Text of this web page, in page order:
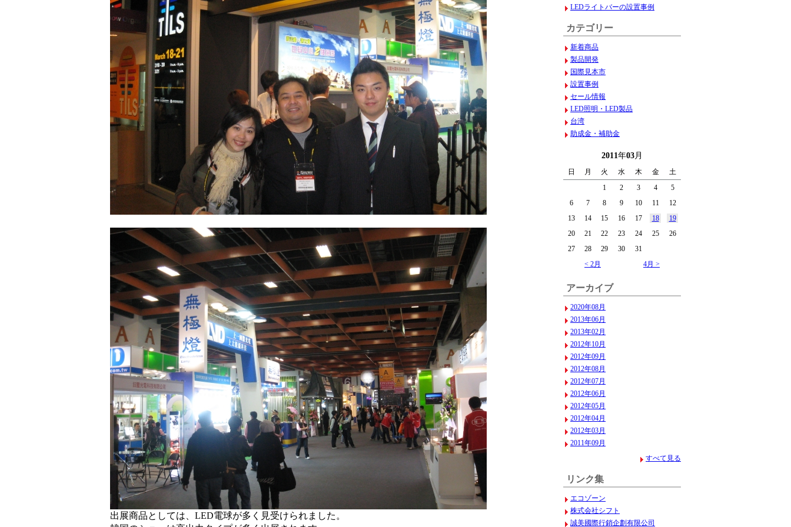
出展商品としては、LED電球が多く見受けられました。
LEDライトバーの設置事例
カテゴリー
新着商品
製品開発
国際見本市
設置事例
セール情報
LED照明・LED製品
台湾
助成金・補助金
2011年03月
日 月 火 水 木 金
土
1
2 3 4
5
6
7 8 9 10 11
12
13
14 15 16 17 18
19
20
21 22 23 24 25
26
27
28 29 30
31
< 2月
4月 >
アーカイブ
2020年08月
2013年06月
2013年02月
2012年10月
2012年09月
2012年08月
2012年07月
2012年06月
2012年05月
2012年04月
2012年03月
2011年09月
すべて見る
リンク集
エコゾーン
株式会社シフト
誠美國際行銷企劃有限公司